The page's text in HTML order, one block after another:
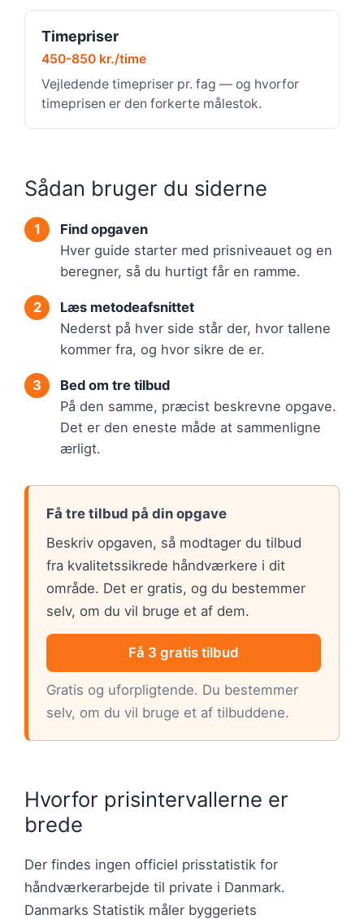
Timepriser
450-850 kr./time
Vejledende timepriser pr. fag — og hvorfor
timeprisen er den forkerte målestok.
Sådan bruger du siderne
Find opgaven
Hver guide starter med prisniveauet og en
beregner, så du hurtigt får en ramme.
Læs metodeafsnittet
Nederst på hver side står der, hvor tallene
kommer fra, og hvor sikre de er.
Bed om tre tilbud
På den samme, præcist beskrevne opgave.
Det er den eneste måde at sammenligne
ærligt.
Få tre tilbud på din opgave
Beskriv opgaven, så modtager du tilbud
fra kvalitetssikrede håndværkere i dit
område. Det er gratis, og du bestemmer
selv, om du vil bruge et af dem.
Få 3 gratis tilbud
Gratis og uforpligtende. Du bestemmer
selv, om du vil bruge et af tilbuddene.
Hvorfor prisintervallerne er
brede
Der findes ingen officiel prisstatistik for
håndværkerarbejde til private i Danmark.
Danmarks Statistik måler byggeriets